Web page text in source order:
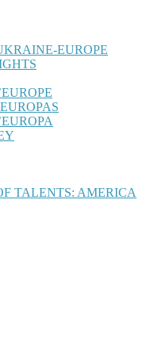
EUROPE
TALENTS: AMERICA